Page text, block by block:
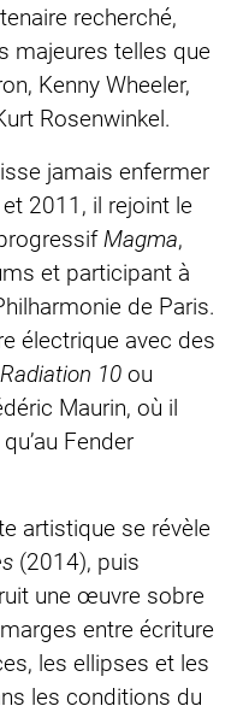
recherché,
majeures telles que
Kenny Wheeler,
Rosenwinkel.
jamais enfermer
2011, il rejoint le
Magma,
et participant à
de Paris.
électrique avec des
Radiation 10 ou
Maurin, où il
Fender
artistique se révèle
(2014), puis
une œuvre sobre
entre écriture
les ellipses et les
les conditions du